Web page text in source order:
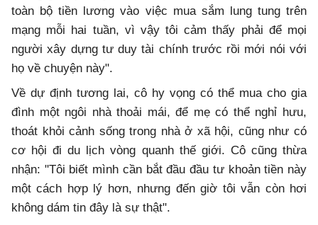
toàn bộ tiền lương vào việc mua sắm lung tung trên
mạng mỗi hai tuần, vì vậy tôi cảm thấy phải để mọi
người xây dựng tư duy tài chính trước rồi mới nói với
họ về chuyện này".
Về dự định tương lai, cô hy vọng có thể mua cho gia
đình một ngôi nhà thoải mái, để mẹ có thể nghỉ hưu,
thoát khỏi cảnh sống trong nhà ở xã hội, cũng như có
cơ hội đi du lịch vòng quanh thế giới. Cô cũng thừa
nhận: "Tôi biết mình cần bắt đầu đầu tư khoản tiền này
một cách hợp lý hơn, nhưng đến giờ tôi vẫn còn hơi
không dám tin đây là sự thật".